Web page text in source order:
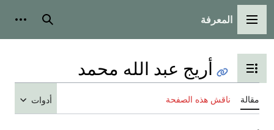
القائمة الرئيسية
المعرفة بحث
تبديل عرض جدول المحتويات
أريج عبد الله محمد
مقالة ناقش هذه الصفحة أدوات